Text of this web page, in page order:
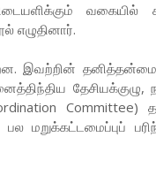
வகையில்
எழுதினார்.
இவற்றின்
தேசியக்குழு,
Committee)
மறுக்கட்டமைப்புப்